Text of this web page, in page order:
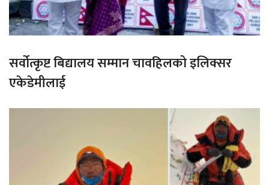
सर्वोत्कृष्ट बिद्यालय सम्मान चावहिलको इलिक्सर
एकेडेमीलाई